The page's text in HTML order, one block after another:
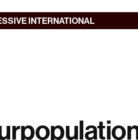
INTERNATIONAL